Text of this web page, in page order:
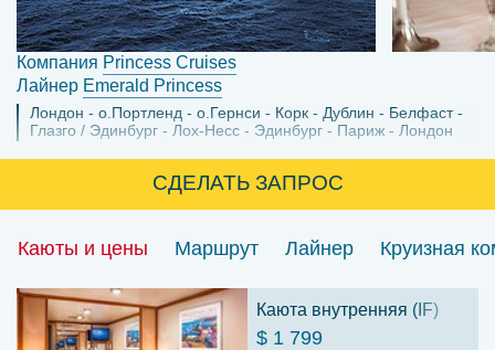
Компания Princess Cruises
Лайнер Emerald Princess
Лондон о.Портленд о.Гернси Корк Дублин
Белфаст
Глазго / Эдинбург
Лох-Несс Эдинбург Париж Лондон
СДЕЛАТЬ ЗАПРОС
Каюты и цены Маршрут Лайнер Круизная
Каюта внутренняя (IF)
$ 1 799